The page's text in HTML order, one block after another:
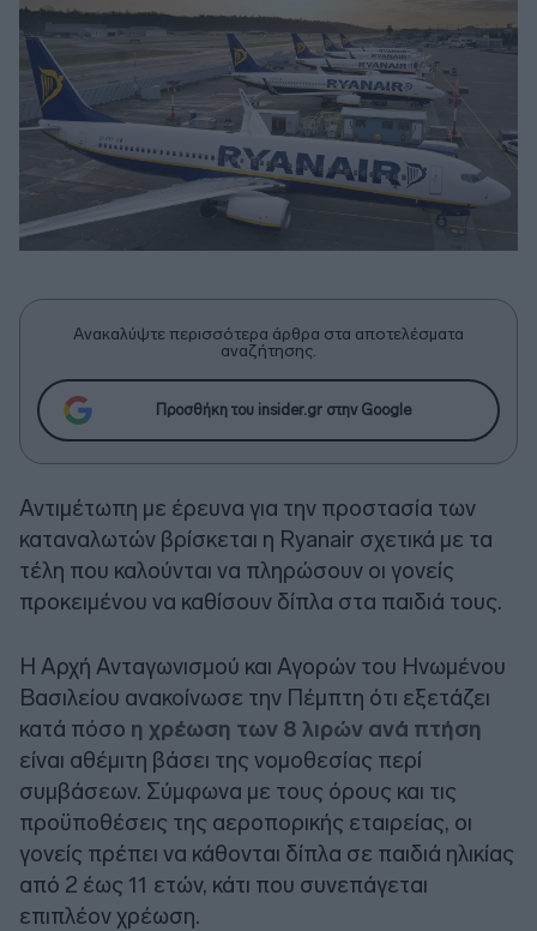
Ανακαλύψτε περισσότερα άρθρα στα αποτελέσματα
αναζήτησης.
Προσθήκη του insider.gr στην Google
Αντιμέτωπη με έρευνα για την προστασία των
καταναλωτών βρίσκεται η Ryanair σχετικά με τα
τέλη που καλούνται να πληρώσουν οι γονείς
προκειμένου να καθίσουν δίπλα στα παιδιά τους.
Η Αρχή Ανταγωνισμού και Αγορών του Ηνωμένου
Βασιλείου ανακοίνωσε την Πέμπτη ότι εξετάζει
κατά πόσο η χρέωση των 8 λιρών ανά πτήση
είναι αθέμιτη βάσει της νομοθεσίας περί
συμβάσεων. Σύμφωνα με τους όρους και τις
προϋποθέσεις της αεροπορικής εταιρείας, οι
γονείς πρέπει να κάθονται δίπλα σε παιδιά ηλικίας
από 2 έως 11 ετών, κάτι που συνεπάγεται
επιπλέον χρέωση.